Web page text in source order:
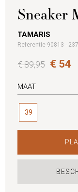
Sneaker
TAMARIS
Referentie 90813 -
€ 89,95 € 54
MAAT
39